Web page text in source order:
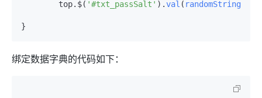
	top.$(
'#txt_passSalt' ).val ( randomString
}
绑定数据字典的代码如下：